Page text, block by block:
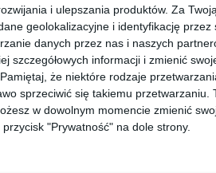
i ulepszania produktów. Za
geolokalizacyjne i identyfikację przez
danych przez nas i naszych
szczegółowych informacji i zmienić
Pamiętaj, że niektóre rodzaje
sprzeciwić się takiemu przetwarzaniu.
w dowolnym momencie zmienić
"Prywatność" na dole strony.